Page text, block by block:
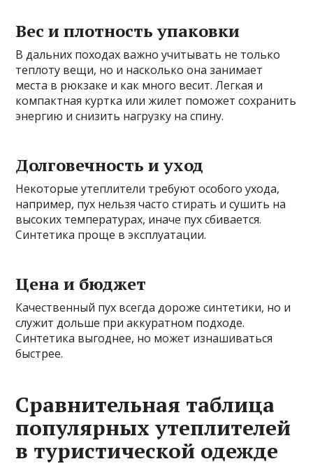
Вес и плотность упаковки
В дальних походах важно учитывать не только
теплоту вещи, но и насколько она занимает
места в рюкзаке и как много весит. Легкая и
компактная куртка или жилет поможет сохранить
энергию и снизить нагрузку на спину.
Долговечность и уход
Некоторые утеплители требуют особого ухода,
например, пух нельзя часто стирать и сушить на
высоких температурах, иначе пух сбивается.
Синтетика проще в эксплуатации.
Цена и бюджет
Качественный пух всегда дороже синтетики, но и
служит дольше при аккуратном подходе.
Синтетика выгоднее, но может изнашиваться
быстрее.
Сравнительная таблица
популярных утеплителей
в туристической одежде